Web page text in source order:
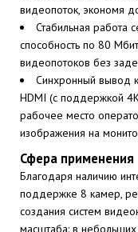
видеопоток, экономя
Стабильная работа
способность по 80
видеопотоков без
Синхронный вывод
HDMI (с поддержкой
рабочее место
изображения на
Сфера применения
Благодаря наличию
поддержке 8 камер,
создания систем
масштаба: в небольших